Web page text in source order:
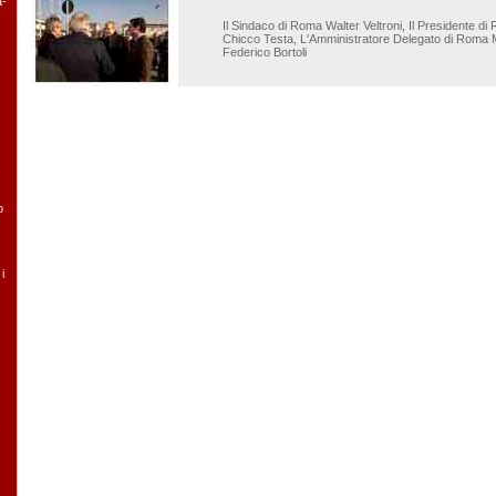
Il Sindaco di Roma Walter Veltroni, Il Presidente di
Chicco Testa, L'Amministratore Delegato di Roma
Federico Bortoli